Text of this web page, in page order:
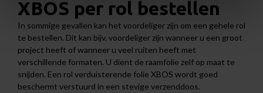
XBOS per rol bestellen
In sommige gevallen kan het voordeliger zijn om een gehele rol
te bestellen. Dit kan bijv. voordeliger zijn wanneer u een groot
project heeft of wanneer u veel ruiten heeft met
verschillende formaten. U dient de raamfolie zelf op maat te
snijden. Een rol verduisterende folie XBOS wordt goed
beschermt verstuurd in een stevige verzenddoos.